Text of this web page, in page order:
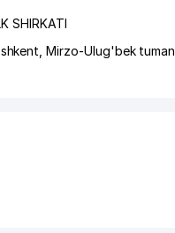
SHIRKATI
,Mirzo-Ulug'bek